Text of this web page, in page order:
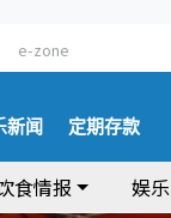
e-zone
新闻 定期存款
食情报 娱乐